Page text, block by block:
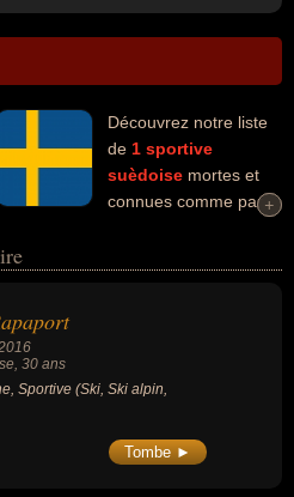
Découvrez notre liste
de 1 sportive
suèdoise mortes et
connues comme par
les domaines du ski, du ski
+
+
, 30 ans
Sportive (Ski, Ski alpin,
Tombe ►